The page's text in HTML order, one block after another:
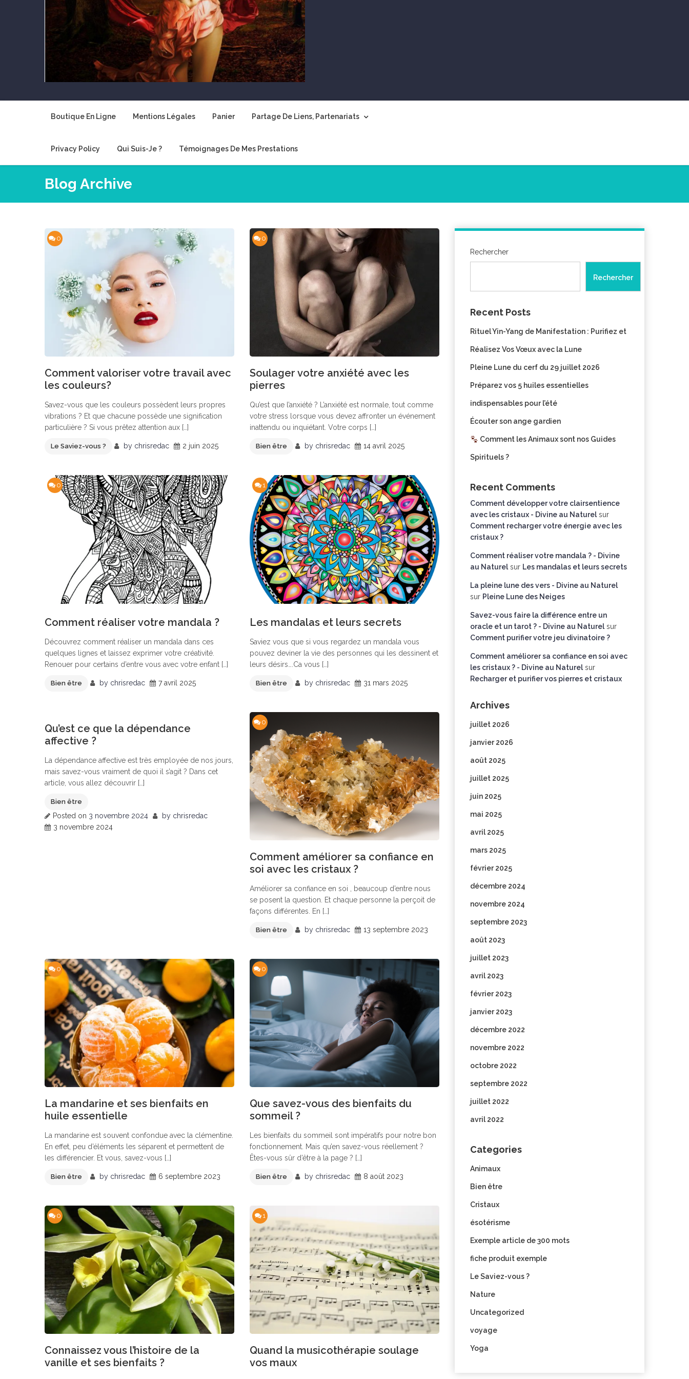
Boutique En Ligne Mentions Légales Panier Partage De Liens, Partenariats
Privacy Policy Qui Suis-Je ? Témoignages De Mes Prestations
Blog Archive
0
Comment valoriser votre travail avec
les couleurs?
Savez-vous que les couleurs possèdent leurs propres
vibrations ? Et que chacune possède une signification
particulière ? Si vous prêtez attention aux […]
Le Saviez-vous ? by chrisredac 2 juin 2025
0
Soulager votre anxiété avec les
pierres
Qu’est que l’anxiété ? L’anxiété est normale, tout comme
votre stress lorsque vous devez affronter un événement
inattendu ou inquiétant. Votre corps […]
Bien être by chrisredac 14 avril 2025
0
Comment réaliser votre mandala ?
Découvrez comment réaliser un mandala dans ces
quelques lignes et laissez exprimer votre créativité.
Renouer pour certains d’entre vous avec votre enfant […]
Bien être by chrisredac 7 avril 2025
1
Les mandalas et leurs secrets
Saviez vous que si vous regardez un mandala vous
pouvez deviner la vie des personnes qui les dessinent et
leurs désirs….Ca vous […]
Bien être by chrisredac 31 mars 2025
Qu’est ce que la dépendance
affective ?
La dépendance affective est très employée de nos jours,
mais savez-vous vraiment de quoi il s’agit ? Dans cet
article, vous allez découvrir […]
Bien être
Posted on 3 novembre 2024 by chrisredac
3 novembre 2024
0
Comment améliorer sa confiance en
soi avec les cristaux ?
Améliorer sa confiance en soi , beaucoup d’entre nous
se posent la question. Et chaque personne la perçoit de
façons différentes. En […]
Bien être by chrisredac 13 septembre 2023
0
La mandarine et ses bienfaits en
huile essentielle
La mandarine est souvent confondue avec la clémentine.
En effet, peu d’éléments les séparent et permettent de
les différencier. Et vous, savez-vous […]
Bien être by chrisredac 6 septembre 2023
0
Que savez-vous des bienfaits du
sommeil ?
Les bienfaits du sommeil sont impératifs pour notre bon
fonctionnement. Mais qu’en savez-vous réellement ?
Êtes-vous sûr d’être à la page ? […]
Bien être by chrisredac 8 août 2023
0
Connaissez vous l’histoire de la
vanille et ses bienfaits ?
1
Quand la musicothérapie soulage
vos maux
Rechercher
Rechercher
Recent Posts
Rituel Yin-Yang de Manifestation : Purifiez et
Réalisez Vos Vœux avec la Lune
Pleine Lune du cerf du 29 juillet 2026
Préparez vos 5 huiles essentielles
indispensables pour l’été
Écouter son ange gardien
Comment les Animaux sont nos Guides
Spirituels ?
Recent Comments
Comment développer votre clairsentience
avec les cristaux - Divine au Naturelsur
Comment recharger votre énergie avec les
cristaux ?
Comment réaliser votre mandala ? - Divine
au Naturelsur Les mandalas et leurs secrets
La pleine lune des vers - Divine au Naturel
sur Pleine Lune des Neiges
Savez-vous faire la différence entre un
oracle et un tarot ? - Divine au Naturelsur
Comment purifier votre jeu divinatoire ?
Comment améliorer sa confiance en soi avec
les cristaux ? - Divine au Naturelsur
Recharger et purifier vos pierres et cristaux
Archives
juillet 2026
janvier 2026
août 2025
juillet 2025
juin 2025
mai 2025
avril 2025
mars 2025
février 2025
décembre 2024
novembre 2024
septembre 2023
août 2023
juillet 2023
avril 2023
février 2023
janvier 2023
décembre 2022
novembre 2022
octobre 2022
septembre 2022
juillet 2022
avril 2022
Categories
Animaux
Bien être
Cristaux
ésotérisme
Exemple article de 300 mots
fiche produit exemple
Le Saviez-vous ?
Nature
Uncategorized
voyage
Yoga